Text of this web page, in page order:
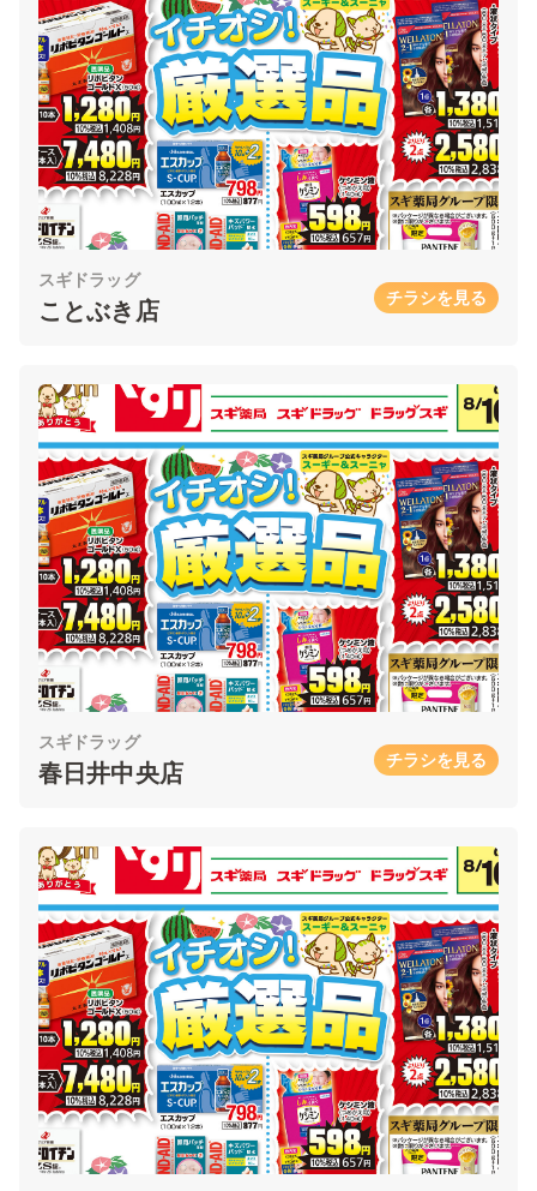
スギドラッグ
ことぶき店 チラシを見る
スギドラッグ
春日井中央店 チラシを見る